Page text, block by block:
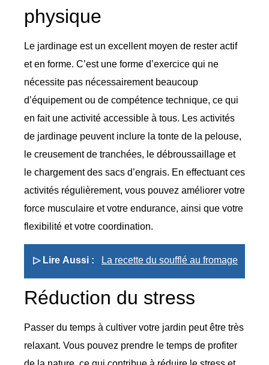
physique
Le jardinage est un excellent moyen de rester actif
et en forme. C’est une forme d’exercice qui ne
nécessite pas nécessairement beaucoup
d’équipement ou de compétence technique, ce qui
en fait une activité accessible à tous. Les activités
de jardinage peuvent inclure la tonte de la pelouse,
le creusement de tranchées, le débroussaillage et
le chargement des sacs d’engrais. En effectuant ces
activités régulièrement, vous pouvez améliorer votre
force musculaire et votre endurance, ainsi que votre
flexibilité et votre coordination.
▷ Lire Aussi : La recette du soufflé au fromage
Réduction du stress
Passer du temps à cultiver votre jardin peut être très
relaxant. Vous pouvez prendre le temps de profiter